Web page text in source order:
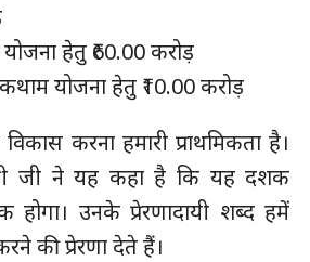
योजना हेतु ₹60.00 करोड़
योजना हेतु ₹10.00 करोड़
करना हमारी प्राथमिकता है।
जी ने यह कहा है कि यह दशक
होगा। उनके प्रेरणादायी शब्द हमें
की प्रेरणा देते हैं।